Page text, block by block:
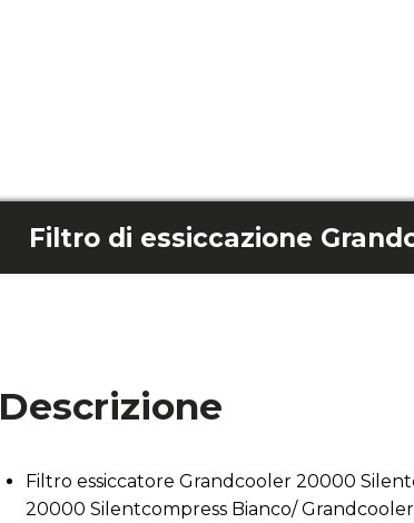
Descrizione
Filtro essiccatore Grandcooler 20000
20000 Silentcompress Bianco/